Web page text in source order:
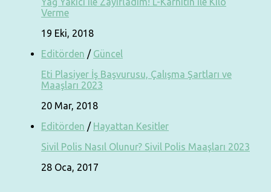
Verme
19 Eki, 2018
Editörden / Güncel
Eti Plasiyer İş Başvurusu, Çalışma Şartları ve
Maaşları 2023
20 Mar, 2018
Editörden / Hayattan Kesitler
Sivil Polis Nasıl Olunur? Sivil Polis Maaşları 2023
28 Oca, 2017